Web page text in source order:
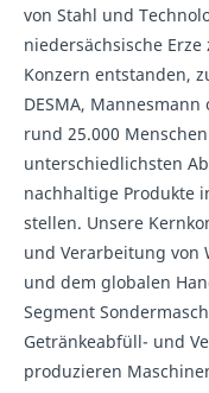
von Stahl und
niedersächsische
Konzern entstanden,
DESMA, Mannesmann
rund 25.000
unterschiedlichsten
nachhaltige Produkte
stellen. Unsere
und Verarbeitung von
und dem globalen
Segment
Getränkeabfüll- und
produzieren